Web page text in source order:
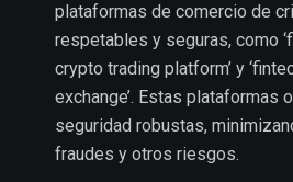
plataformas de comercio de
respetables y seguras, como
crypto trading platform’ y
exchange’. Estas plataformas
seguridad robustas,
fraudes y otros riesgos.